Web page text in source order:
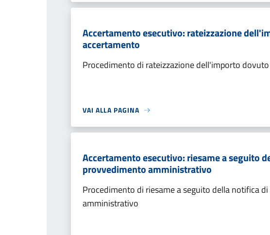
Accertamento esecutivo: rateizzazione
accertamento
Procedimento di rateizzazione dell'importo
VAI ALLA PAGINA
Accertamento esecutivo: riesame a seguito
provvedimento amministrativo
Procedimento di riesame a seguito della notifica
amministrativo